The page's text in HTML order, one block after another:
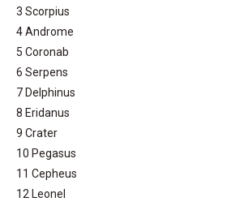
3 Scorpius
4 Androme
5 Coronab
6 Serpens
7 Delphinus
8 Eridanus
9 Crater
10 Pegasus
11 Cepheus
12 Leonel